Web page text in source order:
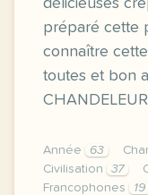
délicieuses
préparé cette
connaître
toutes et bon
Année 63
Civilisation
37
Francophones
19